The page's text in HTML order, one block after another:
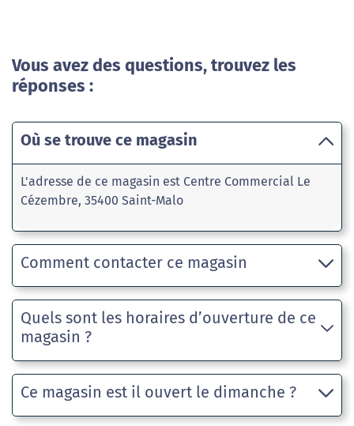
Vous avez des questions, trouvez les
réponses :
Où se trouve ce magasin
L'adresse de ce magasin est Centre Commercial Le
Cézembre, 35400 Saint-Malo
Comment contacter ce magasin
Quels sont les horaires d’ouverture de ce
magasin ?
Ce magasin est il ouvert le dimanche ?